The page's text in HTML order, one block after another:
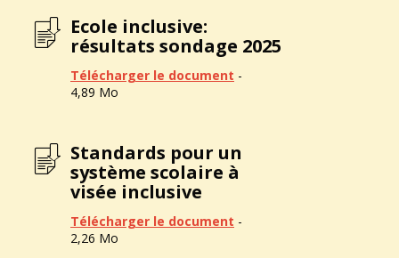
Ecole inclusive:
résultats sondage 2025
Télécharger le document -
4,89 Mo
Standards pour un
système scolaire à
visée inclusive
Télécharger le document -
2,26 Mo